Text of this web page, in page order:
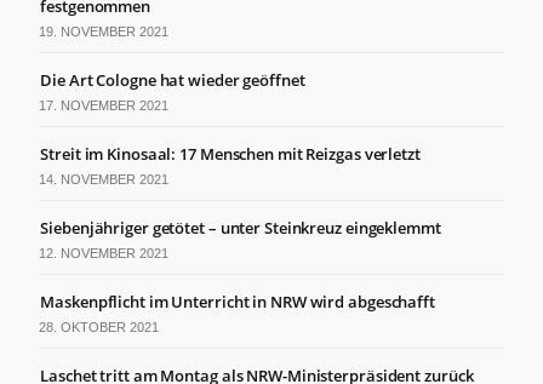
festgenommen
19. NOVEMBER 2021
Die Art Cologne hat wieder geöffnet
17. NOVEMBER 2021
Streit im Kinosaal: 17 Menschen mit Reizgas verletzt
14. NOVEMBER 2021
Siebenjähriger getötet – unter Steinkreuz eingeklemmt
12. NOVEMBER 2021
Maskenpflicht im Unterricht in NRW wird abgeschafft
28. OKTOBER 2021
Laschet tritt am Montag als NRW-Ministerpräsident zurück
Damit unsere
Website
Ihres
gut wie
funktioniert.
Wenn Sie
ablehnen,
verschwinden